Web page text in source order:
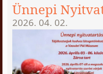
Ünnepi
2026. 04. 02.